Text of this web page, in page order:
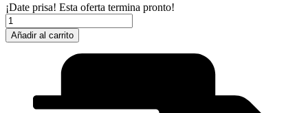
¡Date prisa! Esta oferta termina pronto!
PAMDORA
DORADO
cantidad
Añadir al carrito